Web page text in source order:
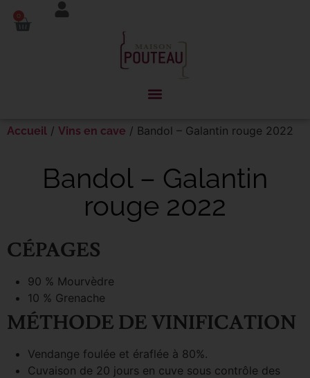
0
Accueil / Vins en cave / Bandol – Galantin rouge 2022
Bandol – Galantin
rouge 2022
CÉPAGES
90 % Mourvèdre
10 % Grenache
MÉTHODE DE VINIFICATION
Vendange foulée et éraflée à 80%.
Cuvaison de 20 jours en cuve sous contrôle des
Panneau de gestion des cookies